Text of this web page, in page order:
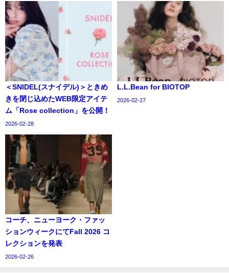
＜SNIDEL(スナイデル)＞ときめ
きを閉じ込めたWEB限定アイテ
ム「Rose collection」を公開！
2026-02-28
L.L.Bean for BIOTOP
2026-02-27
コーチ、ニューヨーク・ファッ
ションウィークにてFall 2026 コ
レクションを発表
2026-02-26